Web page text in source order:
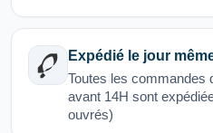
Expédié le jour
Toutes les commandes
avant 14H sont
ouvrés)